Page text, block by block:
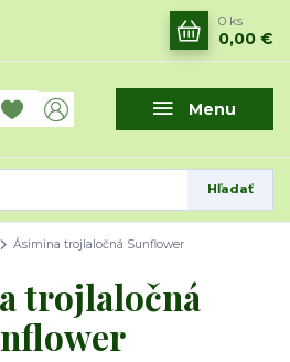
Menu
Hľadať
0 ks
0,00 €
Ásimina trojlaločná Sunflower
trojlaločná